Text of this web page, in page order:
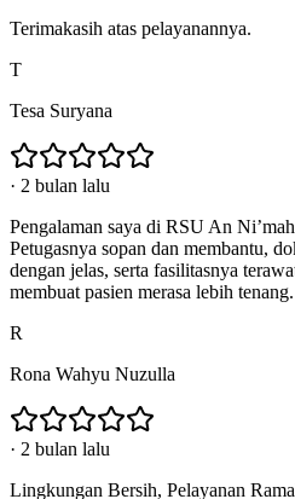
Terimakasih atas pelayanannya.
T
Tesa Suryana
· 2 bulan lalu
Pengalaman saya di RSU An
Petugasnya sopan dan membantu,
dengan jelas, serta fasilitasnya
membuat pasien merasa lebih tenang.
R
Rona Wahyu Nuzulla
· 2 bulan lalu
Lingkungan Bersih, Pelayanan